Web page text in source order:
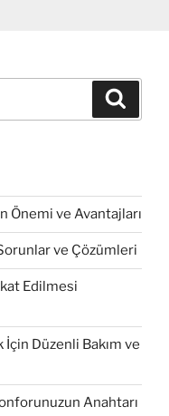
Önemi ve Avantajları
ve Çözümleri
Edilmesi
İçin Düzenli Bakım ve
Anahtarı